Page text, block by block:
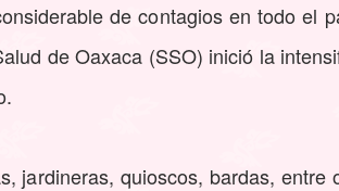
de contagios en todo el
de Oaxaca (SSO) inició la
jardineras, quioscos, bardas, entre